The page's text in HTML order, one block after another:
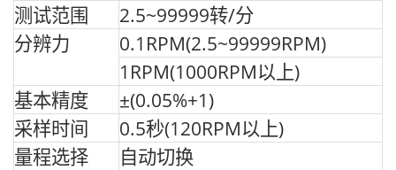
测试范围
2.5~99999转/分
分辨力
0.1RPM(2.5~99999RPM)
1RPM(1000RPM以上)
基本精度
±(0.05%+1)
采样时间
0.5秒(120RPM以上)
量程选择
自动切换